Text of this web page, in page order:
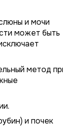
и мочи
может быть
метод
и почек